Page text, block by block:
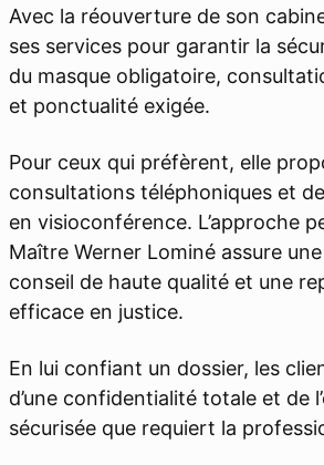
Avec la réouverture de son
ses services pour garantir la
du masque obligatoire,
et ponctualité exigée.
Pour ceux qui préfèrent, elle
consultations téléphoniques et
en visioconférence. L’approche
Maître Werner Lominé assure
conseil de haute qualité et une
efficace en justice.
En lui confiant un dossier, les
d’une confidentialité totale et de
sécurisée que requiert la